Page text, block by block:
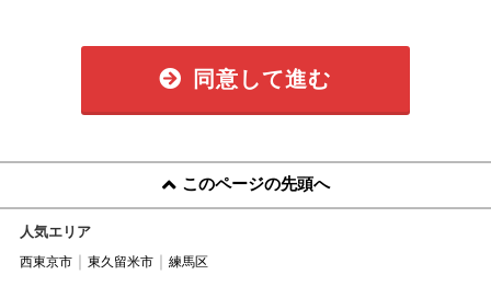
同意して進む
このページの先頭へ
人気エリア
西東京市 東久留米市 練馬区